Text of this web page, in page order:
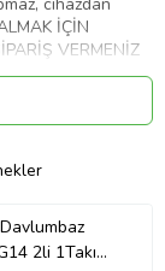
İÇİN
VERMENİZ
2li 1Takım